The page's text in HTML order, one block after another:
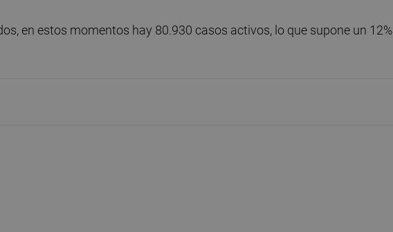
en estos momentos hay 80.930 casos activos, lo que supone un 12%